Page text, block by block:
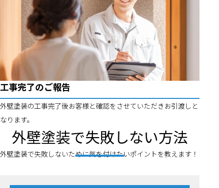
工事完了のご報告
外壁塗装の工事完了後お客様と確認をさせていただきお引渡しと
なります。
外壁塗装で失敗しない方法
外壁塗装で失敗しないために気を付けたいポイントを教えます！